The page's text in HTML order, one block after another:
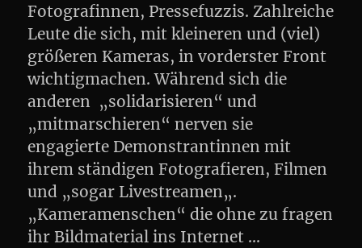
Fotografinnen, Pressefuzzis. Zahlreiche
Leute die sich, mit kleineren und (viel)
größeren Kameras, in vorderster Front
wichtigmachen. Während sich die
anderen „solidarisieren“ und
„mitmarschieren“ nerven sie
engagierte Demonstrantinnen mit
ihrem ständigen Fotografieren, Filmen
und „sogar Livestreamen„.
„Kameramenschen“ die ohne zu fragen
ihr Bildmaterial ins Internet …